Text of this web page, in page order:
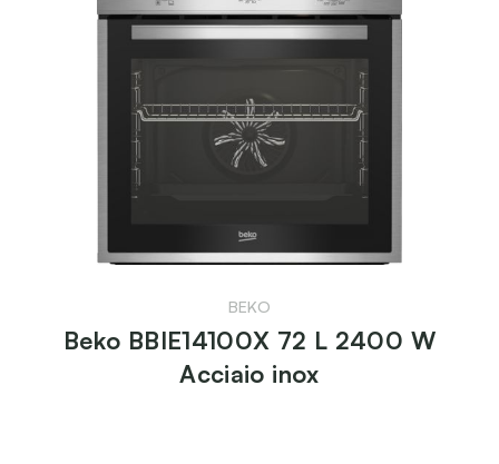
BEKO
Beko BBIE14100X 72 L 2400 W
Acciaio inox